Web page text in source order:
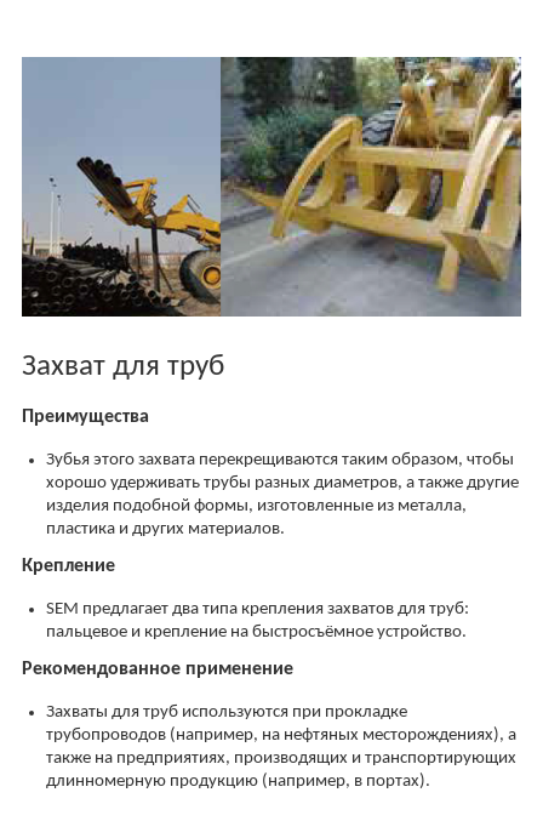
Захват для труб
Преимущества
Зубья этого захвата перекрещиваются таким образом, чтобы
хорошо удерживать трубы разных диаметров, а также другие
изделия подобной формы, изготовленные из металла,
пластика и других материалов.
Крепление
SEM предлагает два типа крепления захватов для труб:
пальцевое и крепление на быстросъёмное устройство.
Рекомендованное применение
Захваты для труб используются при прокладке
трубопроводов (например, на нефтяных месторождениях), а
также на предприятиях, производящих и транспортирующих
длинномерную продукцию (например, в портах).